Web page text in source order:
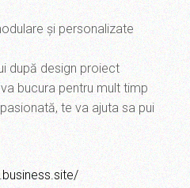
și personalizate
după design proiect
bucura pentru mult timp
te va ajuta sa pui